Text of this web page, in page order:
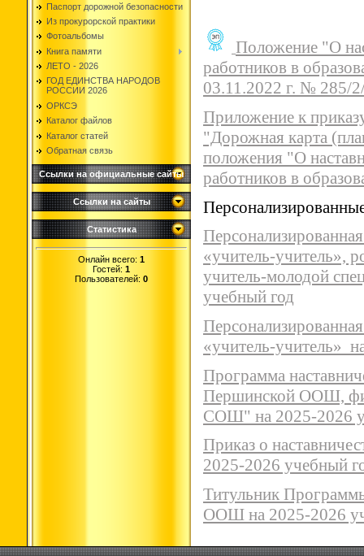
Паспорт дорожной безопасности
Из прокурорской практики
Фотоальбомы
Книга памяти
ЛЕТО - 2026
ГОД ЕДИНСТВА НАРОДОВ
РОССИИ 2026
ОРКСЭ
Каталог файлов
Каталог статей
Обратная связь
Ссылки на официальные сайты
Ссылки на сайты
Статистика
Онлайн всего: 1
Гостей: 1
Пользователей: 0
Положение "О
работников в
03.11.2022 г. № 285/
Приложение к
"Дорожная карта
положения "О
работников в
«учитель-учитель»,
учитель-молодой
учебный год
«учитель-учитель»
Программа
Першинской ООШ,
СОШ" на 2025-2026
Приказ о
2025-2026 учебный
Титульник
ООШ на 2025-2026